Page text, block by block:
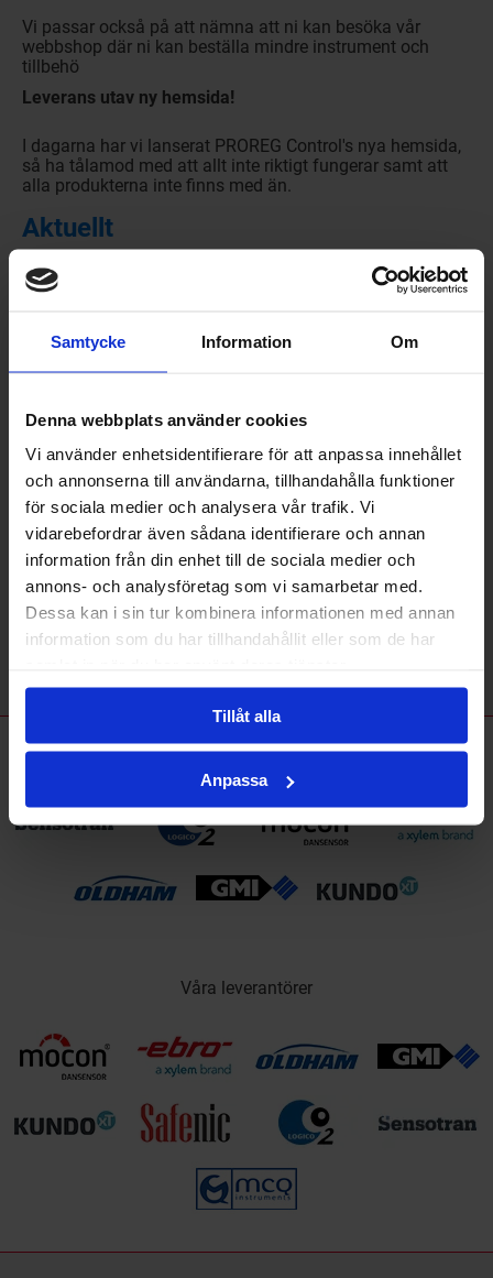
Samtycke Information Om
Denna webbplats använder cookies
Vi använder enhetsidentifierare för att anpassa innehållet
och annonserna till användarna, tillhandahålla funktioner
för sociala medier och analysera vår trafik. Vi
vidarebefordrar även sådana identifierare och annan
information från din enhet till de sociala medier och
annons- och analysföretag som vi samarbetar med.
Dessa kan i sin tur kombinera informationen med annan
information som du har tillhandahållit eller som de har
Tillåt alla
Anpassa
Vi passar också på att nämna att ni kan besöka vår
webbshop där ni kan beställa mindre instrument och
tillbehö
Leverans utav ny hemsida!
I dagarna har vi lanserat PROREG Control's nya hemsida,
så ha tålamod med att allt inte riktigt fungerar samt att
alla produkterna inte finns med än.
Aktuellt
Inläggs-titel
klicka på för att få mer information samt bilder.
Detta är ett exempel på ett inlägg som sedan går att
klicka på för att få mer information samt bilder.
2017-06-19
Detta är ett exempel på ett inlägg som sedan går att
klicka på för att få mer information samt bilder.
2017-06-19
Detta är ett exempel på ett inlägg som sedan går att
Våra leverantörer
Våra leverantörer